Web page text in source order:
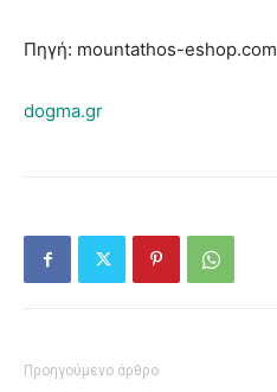
Πηγή: mountathos-eshop.com
dogma.gr
Προηγούμενο άρθρο